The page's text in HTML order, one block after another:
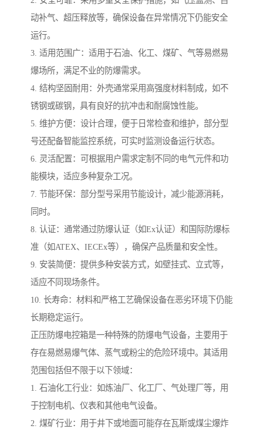
动补气、超压释放等，确保设备在异常情况下仍能安全
运行。
3. 适用范围广：适用于石油、化工、煤矿、气等易燃易
爆场所，满足不业的防爆需求。
4. 结构坚固耐用：外壳通常采用高强度材料制成，如不
锈钢或碳钢，具有良好的抗冲击和耐腐蚀性能。
5. 维护方便：设计合理，便于日常检查和维护，部分型
号还配备智能监控系统，可实时监测设备运行状态。
6. 灵活配置：可根据用户需求定制不同的电气元件和功
能模块，适应多种复杂工况。
7. 节能环保：部分型号采用节能设计，减少能源消耗，
同时。
8. 认证：通常通过防爆认证（如Ex认证）和国际防爆标
准（如ATEX、IECEx等），确保产品质量和安全性。
9. 安装简便：提供多种安装方式，如壁挂式、立式等，
适应不同现场条件。
10. 长寿命：材料和严格工艺确保设备在恶劣环境下仍能
长期稳定运行。
正压防爆电控箱是一种特殊的防爆电气设备，主要用于
存在易燃易爆气体、蒸气或粉尘的危险环境中。其适用
范围包括但不限于以下领域：
1. 石油化工行业：如炼油厂、化工厂、气处理厂等，用
于控制电机、仪表和其他电气设备。
2. 煤矿行业：用于井下或地面可能存在瓦斯或煤尘爆炸